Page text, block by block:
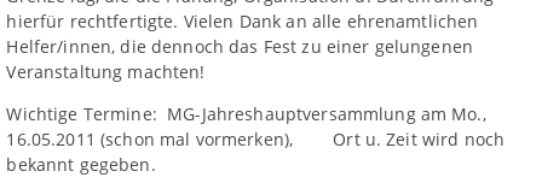
hierfür rechtfertigte. Vielen Dank an alle ehrenamtlichen
Helfer/innen, die dennoch das Fest zu einer gelungenen
Veranstaltung machten!
Wichtige Termine: MG-Jahreshauptversammlung am Mo.,
16.05.2011 (schon mal vormerken), Ort u. Zeit wird noch
bekannt gegeben.